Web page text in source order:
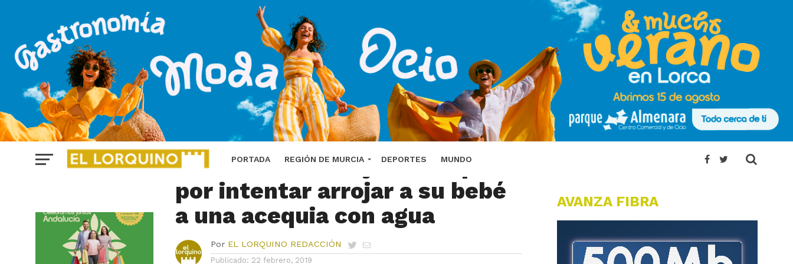
PORTADA REGIÓN DE MURCIA DEPORTES MUNDO
ANDALUCÍA
Detenida una mujer en España
por intentar arrojar a su bebé
a una acequia con agua
Por EL LORQUINO REDACCIÓN
Publicado: 22 febrero, 2019
AVANZA FIBRA